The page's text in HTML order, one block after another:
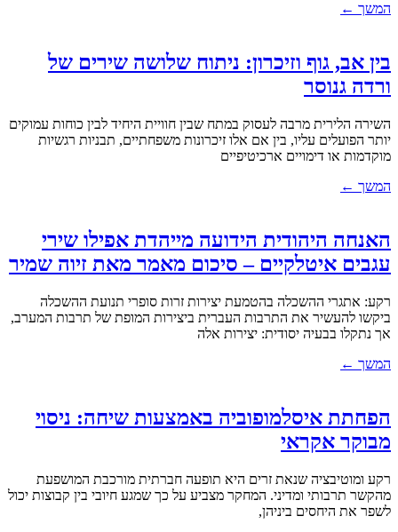
המשך ←
בין אב, גוף וזיכרון: ניתוח שלושה שירים של
ורדה גנוסר
השירה הלירית מרבה לעסוק במתח שבין חוויית היחיד לבין כוחות עמוקים
יותר הפועלים עליו, בין אם אלו זיכרונות משפחתיים, תבניות רגשיות
מוקדמות או דימויים ארכיטיפיים
המשך ←
האנחה היהודית הידועה מייהדת אפילו שירי
עגבים איטלקיים – סיכום מאמר מאת זיוה שמיר
רקע: אתגרי ההשכלה בהטמעת יצירות זרות סופרי תנועת ההשכלה
ביקשו להעשיר את התרבות העברית ביצירות המופת של תרבות המערב,
אך נתקלו בבעיה יסודית: יצירות אלה
המשך ←
הפחתת איסלמופוביה באמצעות שיחה: ניסוי
מבוקר אקראי
רקע ומוטיבציה שנאת זרים היא תופעה חברתית מורכבת המושפעת
מהקשר תרבותי ומדיני. המחקר מצביע על כך שמגע חיובי בין קבוצות יכול
לשפר את היחסים ביניהן,